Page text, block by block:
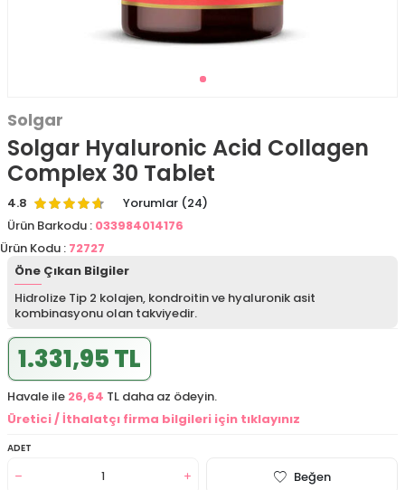
Solgar
Solgar Hyaluronic Acid Collagen
Complex 30 Tablet
4.8
Yorumlar (24)
Ürün Barkodu : 033984014176
Ürün Kodu : 72727
Öne Çıkan Bilgiler
Hidrolize Tip 2 kolajen, kondroitin ve hyaluronik asit
kombinasyonu olan takviyedir.
1.331,95 TL
Havale ile 26,64 TL daha az ödeyin.
Üretici / İthalatçı firma bilgileri için tıklayınız
ADET
Beğen